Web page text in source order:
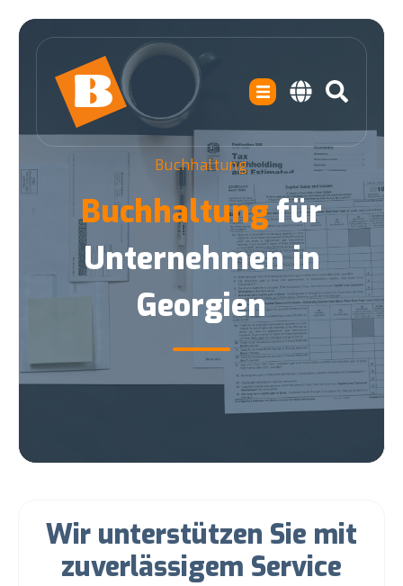
Buchhaltung
Buchhaltungfür
Unternehmen in
Georgien
Wir unterstützen Sie mit
zuverlässigem Service